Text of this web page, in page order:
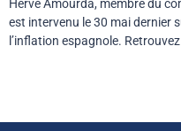
Hervé Amourda, membre du
est intervenu le 30 mai dernier
l’inflation espagnole.